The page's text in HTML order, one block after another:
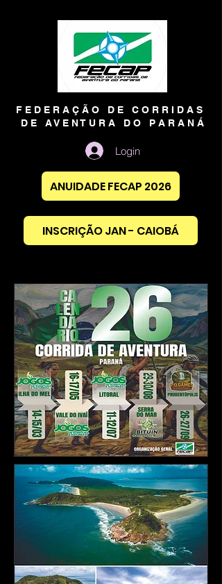
F E D E R A Ç Ã O D E C O R R I D A S
D E A V E N T U R A D O P A R A N Á
Login
ANUIDADE FECAP 2026
INSCRIÇÃO JAN - CAIOBÁ